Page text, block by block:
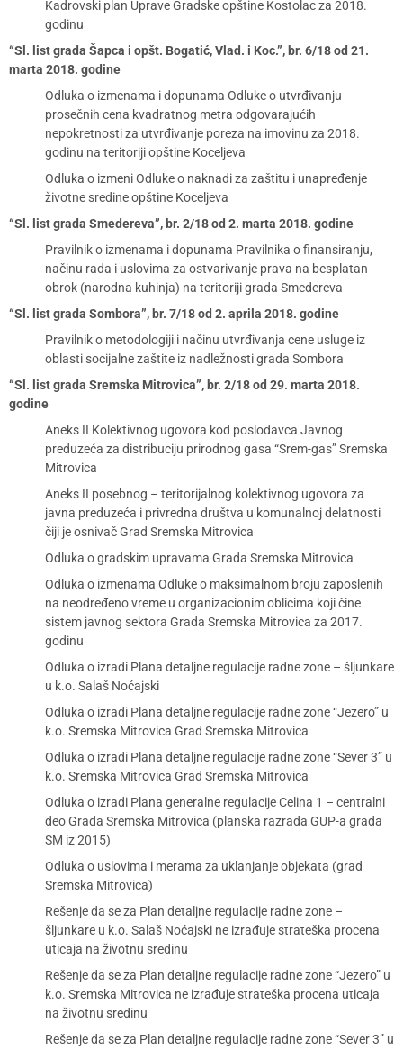
Kadrovski plan Uprave Gradske opštine Kostolac za 2018.
godinu
“Sl. list grada Šapca i opšt. Bogatić, Vlad. i Koc.”, br. 6/18 od 21.
marta 2018. godine
Odluka o izmenama i dopunama Odluke o utvrđivanju
prosečnih cena kvadratnog metra odgovarajućih
nepokretnosti za utvrđivanje poreza na imovinu za 2018.
godinu na teritoriji opštine Koceljeva
Odluka o izmeni Odluke o naknadi za zaštitu i unapređenje
životne sredine opštine Koceljeva
“Sl. list grada Smedereva”, br. 2/18 od 2. marta 2018. godine
Pravilnik o izmenama i dopunama Pravilnika o finansiranju,
načinu rada i uslovima za ostvarivanje prava na besplatan
obrok (narodna kuhinja) na teritoriji grada Smedereva
“Sl. list grada Sombora”, br. 7/18 od 2. aprila 2018. godine
Pravilnik o metodologiji i načinu utvrđivanja cene usluge iz
oblasti socijalne zaštite iz nadležnosti grada Sombora
“Sl. list grada Sremska Mitrovica”, br. 2/18 od 29. marta 2018.
godine
Aneks II Kolektivnog ugovora kod poslodavca Javnog
preduzeća za distribuciju prirodnog gasa “Srem-gas” Sremska
Mitrovica
Aneks II posebnog – teritorijalnog kolektivnog ugovora za
javna preduzeća i privredna društva u komunalnoj delatnosti
čiji je osnivač Grad Sremska Mitrovica
Odluka o gradskim upravama Grada Sremska Mitrovica
Odluka o izmenama Odluke o maksimalnom broju zaposlenih
na neodređeno vreme u organizacionim oblicima koji čine
sistem javnog sektora Grada Sremska Mitrovica za 2017.
godinu
Odluka o izradi Plana detaljne regulacije radne zone – šljunkare
u k.o. Salaš Noćajski
Odluka o izradi Plana detaljne regulacije radne zone “Jezero” u
k.o. Sremska Mitrovica Grad Sremska Mitrovica
Odluka o izradi Plana detaljne regulacije radne zone “Sever 3” u
k.o. Sremska Mitrovica Grad Sremska Mitrovica
Odluka o izradi Plana generalne regulacije Celina 1 – centralni
deo Grada Sremska Mitrovica (planska razrada GUP-a grada
SM iz 2015)
Odluka o uslovima i merama za uklanjanje objekata (grad
Sremska Mitrovica)
Rešenje da se za Plan detaljne regulacije radne zone –
šljunkare u k.o. Salaš Noćajski ne izrađuje strateška procena
uticaja na životnu sredinu
Rešenje da se za Plan detaljne regulacije radne zone “Jezero” u
k.o. Sremska Mitrovica ne izrađuje strateška procena uticaja
na životnu sredinu
Rešenje da se za Plan detaljne regulacije radne zone “Sever 3” u